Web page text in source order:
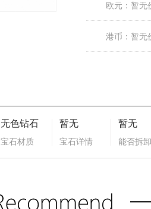
欧元： 暂无
港币： 暂无
无色钻石
宝石材质
暂无
宝石详情
暂无
能否拆卸